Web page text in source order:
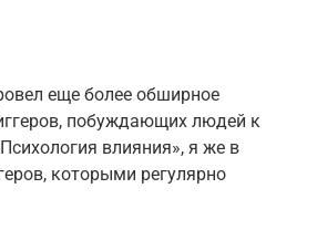
еще более обширное
побуждающих людей к
влияния», я же в
которыми регулярно